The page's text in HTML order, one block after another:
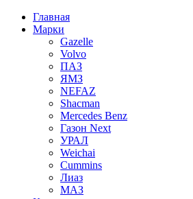
Главная
Марки
Gazelle
Volvo
ПАЗ
ЯМЗ
NEFAZ
Shacman
Mercedes Benz
Газон Next
УРАЛ
Weichai
Cummins
Лиаз
МАЗ